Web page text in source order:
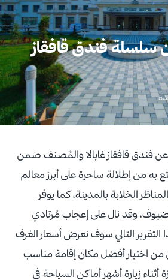
سلسلة فندق قافقاز
فندق قافقاز غابالا والمُصنف ضمن
الخلابة بالمدينة، كما يوفر
وقد نال على إعجاب مُرتادي
التقرير التالي سوف نعرض أسعار الغرف
من اختيار أفضل مكان إقامة مناسب
أثناء زيارة أشهر أماكن السياحة في